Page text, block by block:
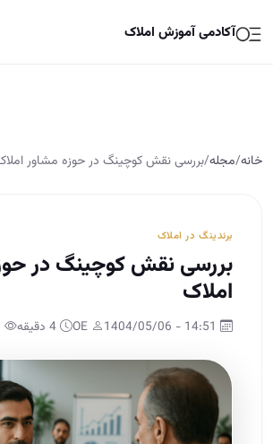
آکادمی آموزش املاک
خانه/مجله/بررسی نقش کوچینگ در حوزه مشاور
برندینگ در املاک
بررسی نقش کوچینگ در
املاک